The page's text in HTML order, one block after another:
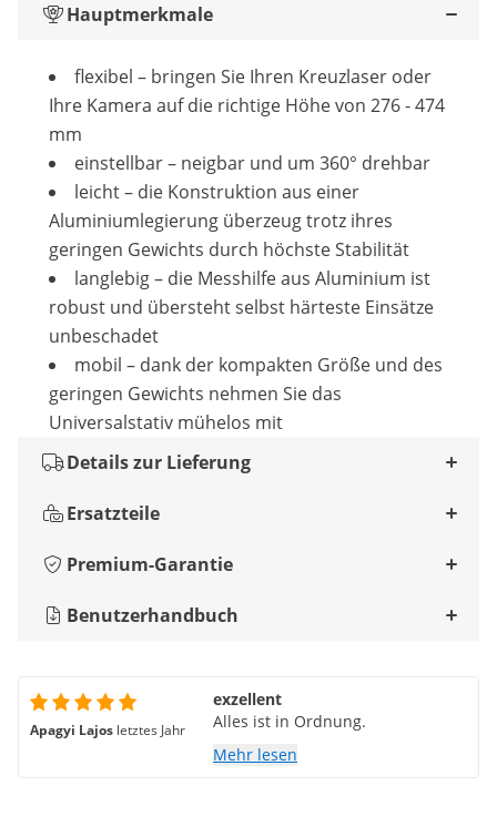
Hauptmerkmale
flexibel – bringen Sie Ihren Kreuzlaser oder
Ihre Kamera auf die richtige Höhe von 276 - 474
mm
einstellbar – neigbar und um 360° drehbar
leicht – die Konstruktion aus einer
Aluminiumlegierung überzeug trotz ihres
geringen Gewichts durch höchste Stabilität
langlebig – die Messhilfe aus Aluminium ist
robust und übersteht selbst härteste Einsätze
unbeschadet
mobil – dank der kompakten Größe und des
geringen Gewichts nehmen Sie das
Universalstativ mühelos mit
Details zur Lieferung
Ersatzteile
Premium-Garantie
Benutzerhandbuch
Apagyi Lajos letztes Jahr
exzellent
Alles ist in Ordnung.
Mehr lesen